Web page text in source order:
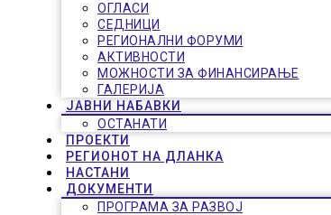
ОГЛАСИ
СЕДНИЦИ
РЕГИОНАЛНИ ФОРУМИ
АКТИВНОСТИ
МОЖНОСТИ ЗА ФИНАНСИРАЊЕ
ГАЛЕРИЈА
ЈАВНИ НАБАВКИ
ОСТАНАТИ
ПРОЕКТИ
РЕГИОНОТ НА ДЛАНКА
НАСТАНИ
ДОКУМЕНТИ
ПРОГРАМА ЗА РАЗВОЈ